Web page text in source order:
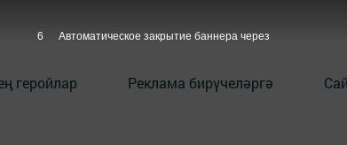
геройлар Реклама бирүчеләргә
5 Автоматическое закрытие баннера через